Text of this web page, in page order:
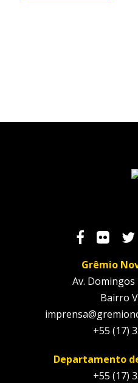
Grêmio
Av.
Bairro
+55 (17)
Departamento
+55 (17)